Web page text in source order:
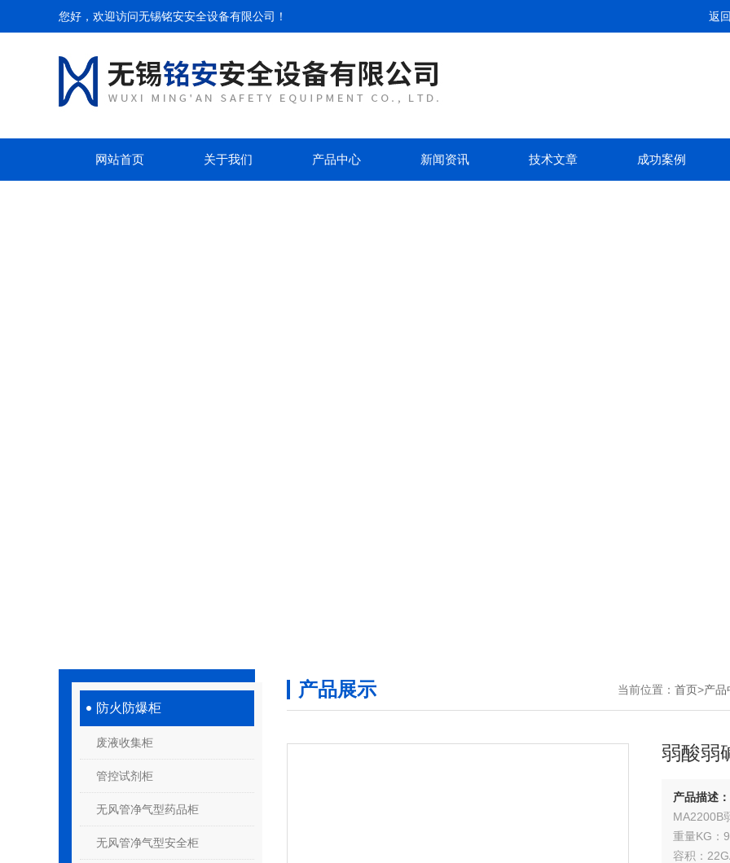
您好，欢迎访问无锡铭安安全设备有限公司！ 返
网站首页 关于我们 产品中心 新闻资讯 技术文章 成功案例
防火防爆柜
废液收集柜
管控试剂柜
无风管净气型药品柜
无风管净气型安全柜
产品展示 当前位置： 首页>产品
弱酸弱
产品描述：
MA2200B
重量KG：
容积：